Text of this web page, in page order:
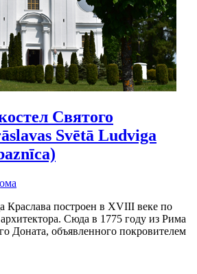
Святого
Svētā Ludviga
Краслава построен в XVIII веке по
Сюда в 1775 году из Рима
Доната, объявленного покровителем